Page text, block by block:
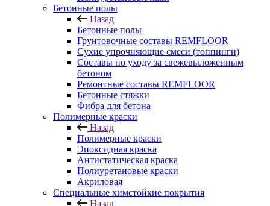
Бетонные полы
Назад
Бетонные полы
Грунтовочные составы REMFLOOR
Сухие упрочняющие смеси (топпинги)
Составы по уходу за свежевыложенным
бетоном
Ремонтные составы REMFLOOR
Бетонные стяжки
Фибра для бетона
Полимерные краски
Назад
Полимерные краски
Эпоксидная краска
Антистатическая краска
Полиуретановые краски
Акриловая
Специальные химстойкие покрытия
Назад